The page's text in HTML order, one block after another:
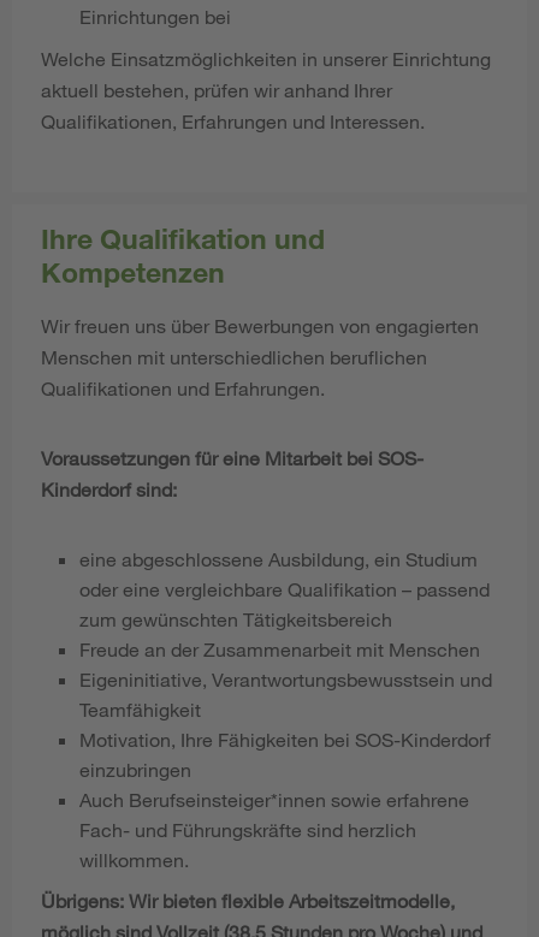
Einrichtungen bei
Welche Einsatzmöglichkeiten in unserer Einrichtung
aktuell bestehen, prüfen wir anhand Ihrer
Qualifikationen, Erfahrungen und Interessen.
Ihre Qualifikation und
Kompetenzen
Wir freuen uns über Bewerbungen von engagierten
Menschen mit unterschiedlichen beruflichen
Qualifikationen und Erfahrungen.
Voraussetzungen für eine Mitarbeit bei SOS-
Kinderdorf sind:
eine abgeschlossene Ausbildung, ein Studium
oder eine vergleichbare Qualifikation – passend
zum gewünschten Tätigkeitsbereich
Freude an der Zusammenarbeit mit Menschen
Eigeninitiative, Verantwortungsbewusstsein und
Teamfähigkeit
Motivation, Ihre Fähigkeiten bei SOS-Kinderdorf
einzubringen
Auch Berufseinsteiger*innen sowie erfahrene
Fach- und Führungskräfte sind herzlich
willkommen.
Übrigens: Wir bieten flexible Arbeitszeitmodelle,
möglich sind Vollzeit (38,5 Stunden pro Woche) und